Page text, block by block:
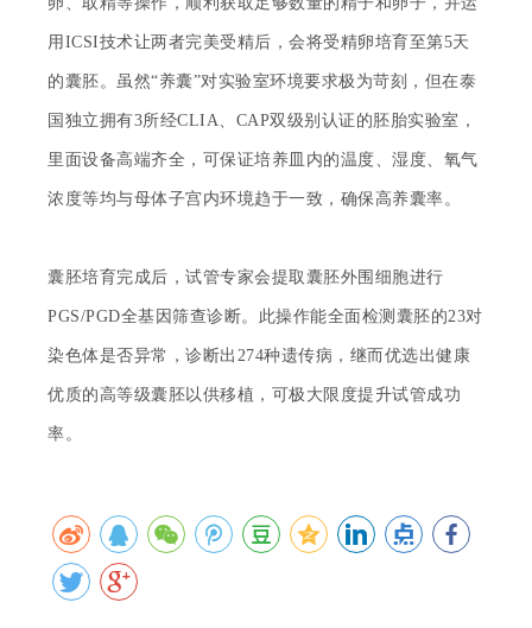
用 ICSI技术让两者完美受精后，会将受精卵培育至第5天
的囊胚。虽然“养囊”对实验室环境要求极为苛刻，但在泰
国 独立拥有3所经CLIA、CAP双级别认证的胚胎实验室，
里面设备高端齐全，可保证培养皿内的温度、湿度、氧气
浓度等均与母体子宫内环境趋于一致，确保高养囊率。
囊胚培育完成后， 试管专家会提取囊胚外围细胞进行
PGS/PGD全基因筛查诊断。此操作能全面检测囊胚的23对
染色体是否异常，诊断出274种遗传病，继而优选出健康
优质的高等级囊胚以供移植，可极大限度提升试管成功
率。